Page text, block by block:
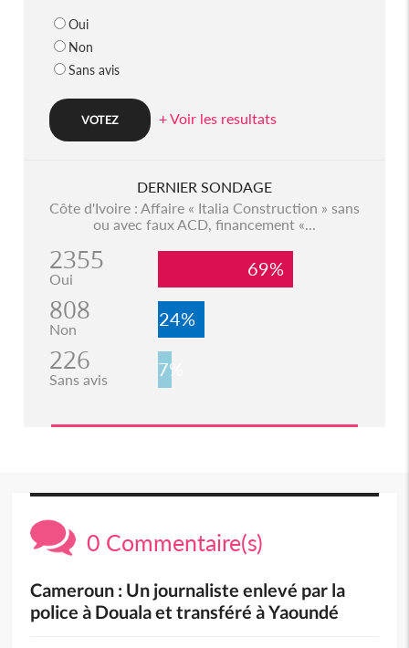
Oui
Non
Sans avis
+ Voir les resultats
DERNIER SONDAGE
Côte d'Ivoire : Affaire « Italia Construction » sans
ou avec faux ACD, financement «...
2355
Oui 69%
808
Non 24%
226
Sans avis 7%
0 Commentaire(s)
Cameroun : Un journaliste enlevé par la
police à Douala et transféré à Yaoundé